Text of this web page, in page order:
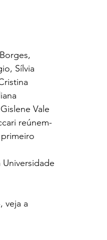
Sílvia
Vale
reúnem-
veja a